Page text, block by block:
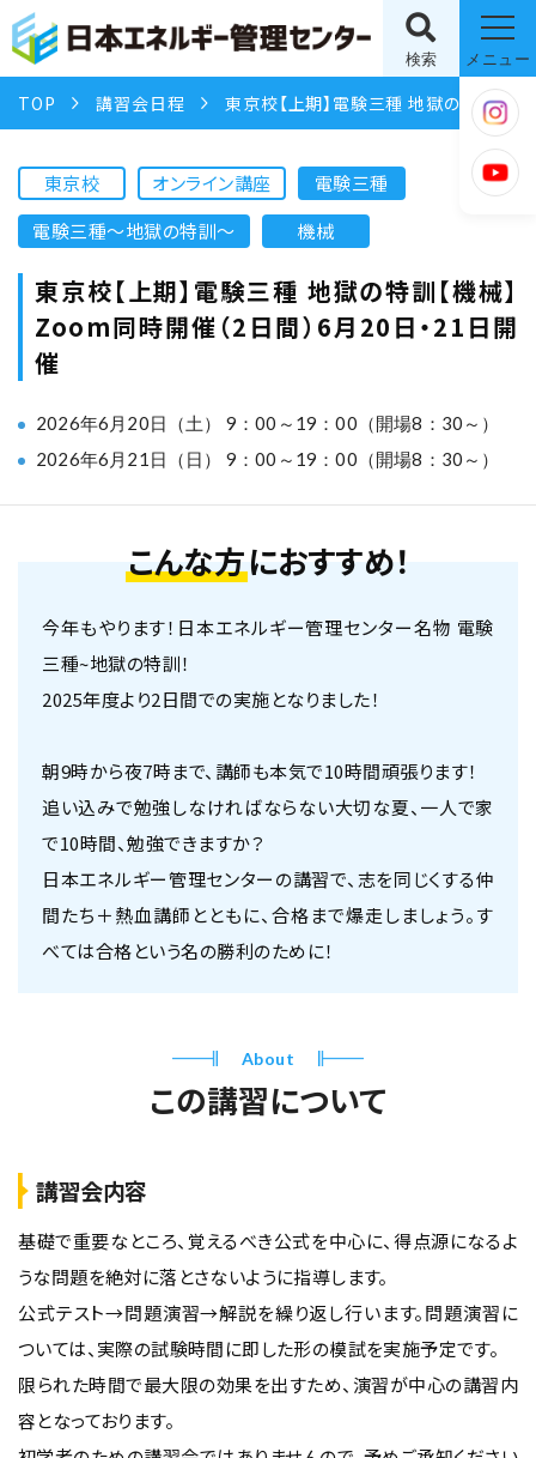
検索 メニュー
TOP 講習会日程 東京校【上期】電験三種 地獄の特訓【機械】Zoom同時開催（2日間）6月20日・21日開催
東京校 オンライン講座
電験三種
電験三種〜地獄の特訓〜
機械
東京校【上期】電験三種 地獄の特訓【機械】
Zoom同時開催（2日間）6月20日・21日開
催
2026年6月20日（土） 9：00～19：00（開場8：30～）
2026年6月21日（日） 9：00～19：00（開場8：30～）
こんな方におすすめ！
今年もやります！日本エネルギー管理センター名物 電験
三種~地獄の特訓！
2025年度より2日間での実施となりました！
朝9時から夜7時まで、講師も本気で10時間頑張ります！
追い込みで勉強しなければならない大切な夏、一人で家
で10時間、勉強できますか？
日本エネルギー管理センターの講習で、志を同じくする仲
間たち＋熱血講師とともに、合格まで爆走しましょう。す
べては合格という名の勝利のために！
About
この講習について
講習会内容
基礎で重要なところ、覚えるべき公式を中心に、得点源になるよ
うな問題を絶対に落とさないように指導します。
公式テスト→問題演習→解説を繰り返し行います。問題演習に
ついては、実際の試験時間に即した形の模試を実施予定です。
限られた時間で最大限の効果を出すため、演習が中心の講習内
容となっております。